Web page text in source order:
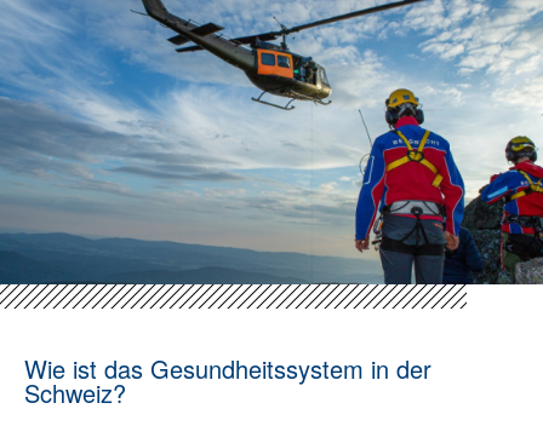
Wie ist das Gesundheitssystem in der
Schweiz?